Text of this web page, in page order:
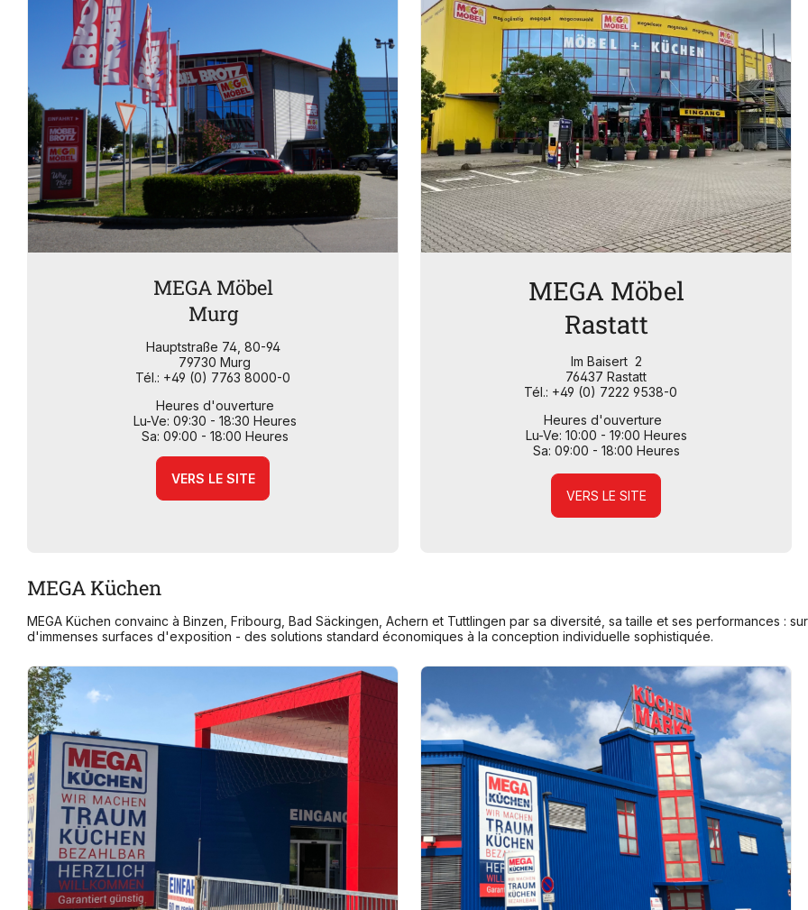
MEGA Möbel
Murg
Hauptstraße 74, 80-94
79730 Murg
Tél.: +49 (0) 7763 8000-0
Heures d'ouverture
Lu-Ve: 09:30 - 18:30 Heures
Sa: 09:00 - 18:00 Heures
VERS LE SITE
MEGA Möbel
Rastatt
Im Baisert 2
76437 Rastatt
Tél.: +49 (0) 7222 9538-0
Heures d'ouverture
Lu-Ve: 10:00 - 19:00 Heures
Sa: 09:00 - 18:00 Heures
VERS LE SITE
MEGA Küchen
MEGA Küchen convainc à Binzen, Fribourg, Bad Säckingen, Achern et Tuttlingen par sa diversité, sa taille et ses performances :
d'immenses surfaces d'exposition - des solutions standard économiques à la conception individuelle sophistiquée.